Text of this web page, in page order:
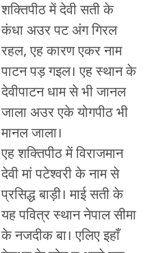
शक्तिपीठ में देवी सती के
कंधा अउर पट अंग गिरल
रहल, एह कारण एकर नाम
पाटन पड़ गइल। एह स्थान के
देवीपाटन धाम से भी जानल
जाला अउर एके योगपीठ भी
मानल जाला।
एह शक्तिपीठ में विराजमान
देवी मां पटेश्वरी के नाम से
प्रसिद्ध बाड़ी। माई सती के
यह पवित्र स्थान नेपाल सीमा
के नजदीक बा। एलिए इहाँ